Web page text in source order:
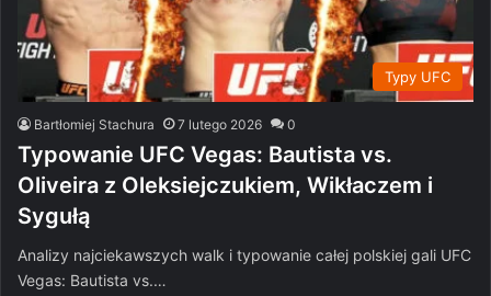
Typy UFC
Bartłomiej Stachura 7 lutego 2026 0
Typowanie UFC Vegas: Bautista vs.
Oliveira z Oleksiejczukiem, Wikłaczem i
Sygułą
Analizy najciekawszych walk i typowanie całej polskiej gali UFC
Vegas: Bautista vs.…